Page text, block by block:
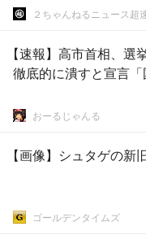
２ちゃんねるニュース超
【速報】高市首相、
徹底的に潰すと宣言「
おーるじゃんる
【画像】シュタゲの新
ゴールデンタイムズ